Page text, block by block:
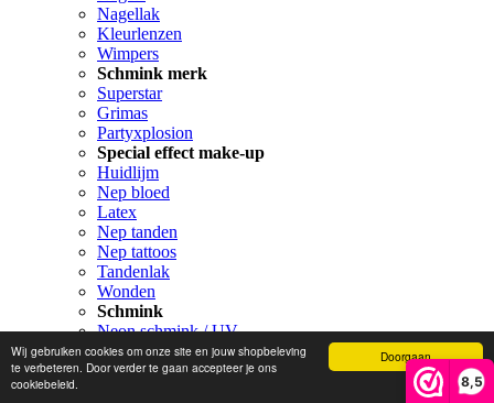
Doorgaan
Wij gebruiken cookies om onze site en jouw shopbeleving
te verbeteren. Door verder te gaan accepteer je ons
cookiebeleid.
8,5
Nagellak
Kleurlenzen
Wimpers
Schmink merk
Superstar
Grimas
Partyxplosion
Special effect make-up
Huidlijm
Nep bloed
Latex
Nep tanden
Nep tattoos
Tandenlak
Wonden
Schmink
Neon schmink / UV
Schmink
Schmink paletten